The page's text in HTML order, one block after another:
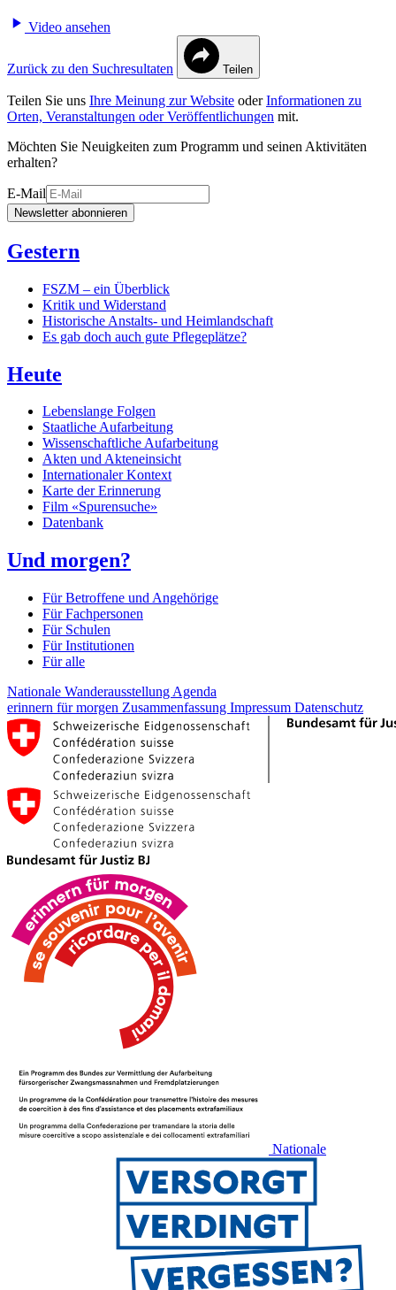
Video ansehen
Zurück zu den Suchresultaten Teilen
Teilen Sie uns Ihre Meinung zur Website oderInformationen zu
Orten, Veranstaltungen oder Veröffentlichungen mit.
Möchten Sie Neuigkeiten zum Programm und seinen Aktivitäten
erhalten?
E-Mail
Newsletter abonnieren
Gestern
FSZM – ein Überblick
Kritik und Widerstand
Historische Anstalts- und Heimlandschaft
Es gab doch auch gute Pflegeplätze?
Heute
Lebenslange Folgen
Staatliche Aufarbeitung
Wissenschaftliche Aufarbeitung
Akten und Akteneinsicht
Internationaler Kontext
Karte der Erinnerung
Film «Spurensuche»
Datenbank
Und morgen?
Für Betroffene und Angehörige
Für Fachpersonen
Für Schulen
Für Institutionen
Für alle
Nationale Wanderausstellung Agenda
erinnern für morgen Zusammenfassung Impressum Datenschutz
Nationale